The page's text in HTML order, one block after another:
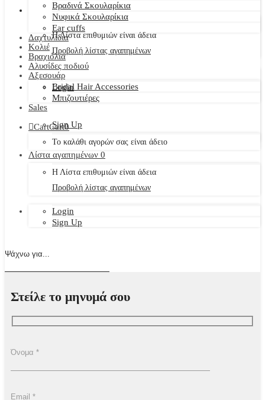
Η Λίστα επιθυμιών είναι άδεια
Προβολή λίστας αγαπημένων
Login
Sign Up
Βραδινά Σκουλαρίκια
Νυφικά Σκουλαρίκια
Ear cuffs
Δαχτυλίδια
Κολιέ
Βραχιόλια
Αλυσίδες ποδιού
Αξεσουάρ
Bridal Hair Accessories
Μπιζουτιέρες
Sales
CartCart0
Το καλάθι αγορών σας είναι άδειο
Λίστα αγαπημένων 0
Η Λίστα επιθυμιών είναι άδεια
Προβολή λίστας αγαπημένων
Login
Sign Up
Στείλε το μηνυμά σου